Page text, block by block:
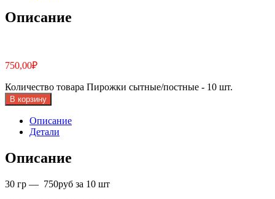
Описание
750,00₽
Количество товара Пирожки сытные/постные - 10 шт.
В корзину
Описание
Детали
Описание
30 гр — 750руб за 10 шт